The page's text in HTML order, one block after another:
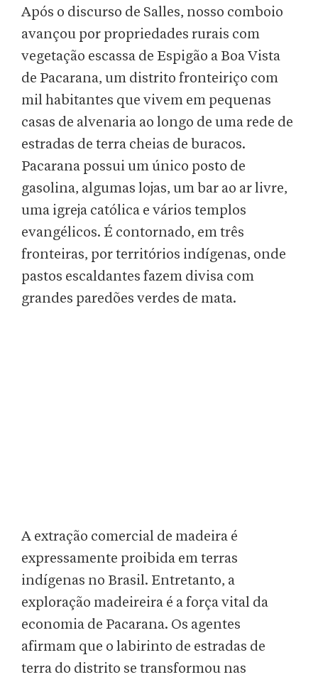
Após o discurso de Salles, nosso comboio
avançou por propriedades rurais com
vegetação escassa de Espigão a Boa Vista
de Pacarana, um distrito fronteiriço com
mil habitantes que vivem em pequenas
casas de alvenaria ao longo de uma rede de
estradas de terra cheias de buracos.
Pacarana possui um único posto de
gasolina, algumas lojas, um bar ao ar livre,
uma igreja católica e vários templos
evangélicos. É contornado, em três
fronteiras, por territórios indígenas, onde
pastos escaldantes fazem divisa com
grandes paredões verdes de mata.
A extração comercial de madeira é
expressamente proibida em terras
indígenas no Brasil. Entretanto, a
exploração madeireira é a força vital da
economia de Pacarana. Os agentes
afirmam que o labirinto de estradas de
terra do distrito se transformou nas